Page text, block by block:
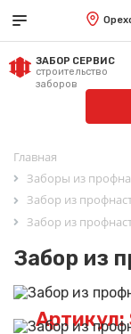
ЗАБОР СЕРВИС
строительство
заборов
Главная
Заборы из
Забор из
Забор из
Забор из
Артикул: